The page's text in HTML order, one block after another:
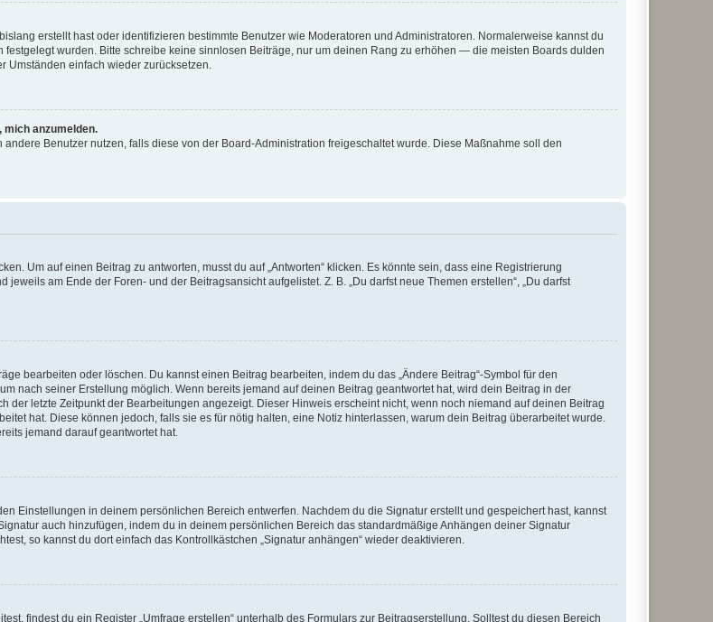
erstellt hast oder identifizieren bestimmte Benutzer wie Moderatoren und Administratoren. Normalerweise kannst du
wurden. Bitte schreibe keine sinnlosen Beiträge, nur um deinen Rang zu erhöhen — die meisten Boards dulden
Umständen einfach wieder zurücksetzen.
mich anzumelden.
Benutzer nutzen, falls diese von der Board-Administration freigeschaltet wurde. Diese Maßnahme soll den
Um auf einen Beitrag zu antworten, musst du auf „Antworten“ klicken. Es könnte sein, dass eine Registrierung
am Ende der Foren- und der Beitragsansicht aufgelistet. Z. B. „Du darfst neue Themen erstellen“, „Du darfst
bearbeiten oder löschen. Du kannst einen Beitrag bearbeiten, indem du das „Ändere Beitrag“-Symbol für den
nach seiner Erstellung möglich. Wenn bereits jemand auf deinen Beitrag geantwortet hat, wird dein Beitrag in der
letzte Zeitpunkt der Bearbeitungen angezeigt. Dieser Hinweis erscheint nicht, wenn noch niemand auf deinen Beitrag
hat. Diese können jedoch, falls sie es für nötig halten, eine Notiz hinterlassen, warum dein Beitrag überarbeitet wurde.
jemand darauf geantwortet hat.
Einstellungen in deinem persönlichen Bereich entwerfen. Nachdem du die Signatur erstellt und gespeichert hast, kannst
auch hinzufügen, indem du in deinem persönlichen Bereich das standardmäßige Anhängen deiner Signatur
so kannst du dort einfach das Kontrollkästchen „Signatur anhängen“ wieder deaktivieren.
findest du ein Register „Umfrage erstellen“ unterhalb des Formulars zur Beitragserstellung. Solltest du diesen Bereich